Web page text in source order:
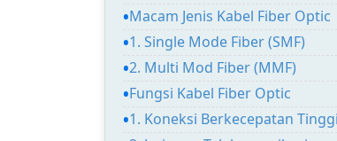
Macam Jenis Kabel Fiber Optic
1. Single Mode Fiber (SMF)
2. Multi Mod Fiber (MMF)
Fungsi Kabel Fiber Optic
1. Koneksi Berkecepatan Tinggi